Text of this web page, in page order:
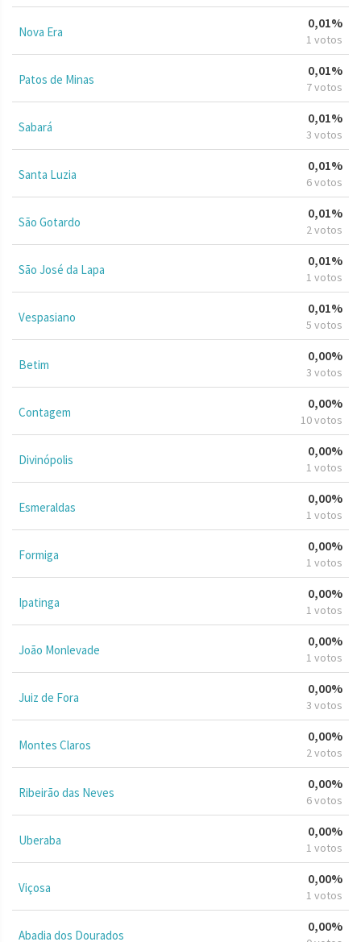
Nova Era
0,01%
1 votos
Patos de Minas
0,01%
7 votos
Sabará
0,01%
3 votos
Santa Luzia
0,01%
6 votos
São Gotardo
0,01%
2 votos
São José da Lapa
0,01%
1 votos
Vespasiano
0,01%
5 votos
Betim
0,00%
3 votos
Contagem
0,00%
10 votos
Divinópolis
0,00%
1 votos
Esmeraldas
0,00%
1 votos
Formiga
0,00%
1 votos
Ipatinga
0,00%
1 votos
João Monlevade
0,00%
1 votos
Juiz de Fora
0,00%
3 votos
Montes Claros
0,00%
2 votos
Ribeirão das Neves
0,00%
6 votos
Uberaba
0,00%
1 votos
Viçosa
0,00%
1 votos
Abadia dos Dourados
0,00%